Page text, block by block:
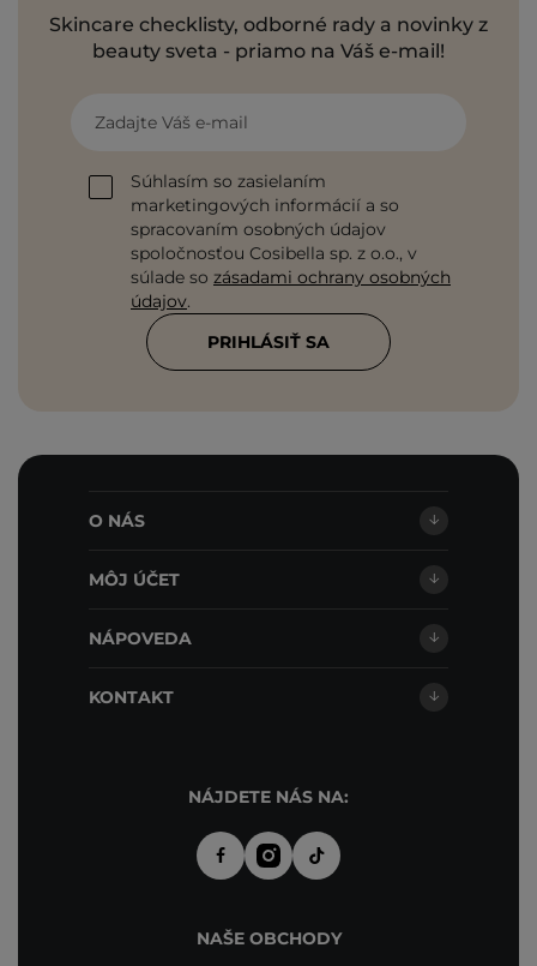
Skincare checklisty, odborné rady a novinky z
beauty sveta - priamo na Váš e-mail!
Zadajte Váš e-mail
Súhlasím so zasielaním
marketingových informácií a so
spracovaním osobných údajov
spoločnosťou Cosibella sp. z o.o., v
súlade so zásadami ochrany osobných
údajov.
PRIHLÁSIŤ SA
O NÁS
MÔJ ÚČET
NÁPOVEDA
KONTAKT
NÁJDETE NÁS NA:
NAŠE OBCHODY